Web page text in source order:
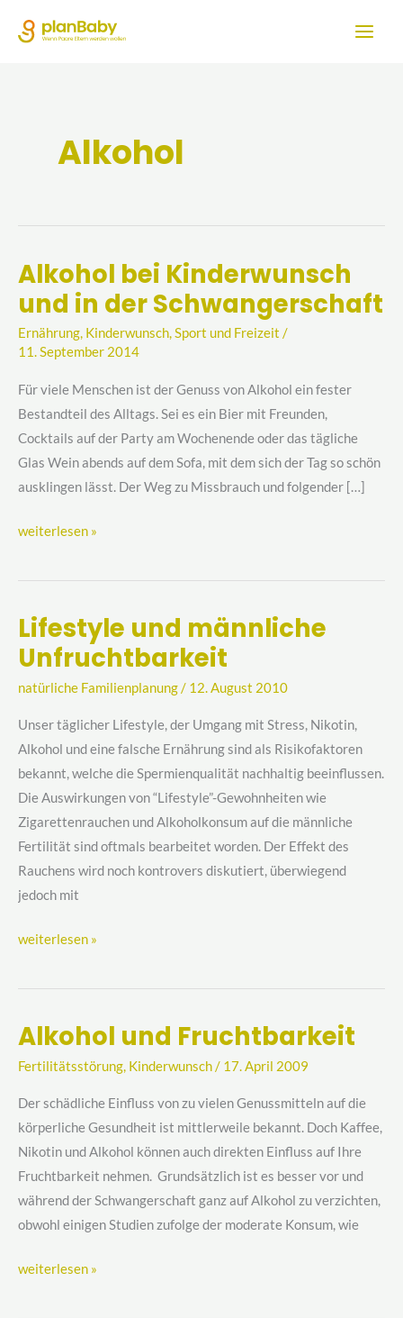
Inhalt
Alkohol
Alkohol bei Kinderwunsch
und in der Schwangerschaft
Ernährung, Kinderwunsch,Sport und Freizeit /
11. September 2014
Für viele Menschen ist der Genuss von Alkohol ein fester
Bestandteil des Alltags. Sei es ein Bier mit Freunden,
Cocktails auf der Party am Wochenende oder das tägliche
Glas Wein abends auf dem Sofa, mit dem sich der Tag so schön
ausklingen lässt. Der Weg zu Missbrauch und folgender […]
Alkohol
bei
und
der
Schwangerschaft
weiterlesen »
Lifestyle und männliche
Unfruchtbarkeit
natürliche Familienplanung/ 12. August 2010
Unser täglicher Lifestyle, der Umgang mit Stress, Nikotin,
Alkohol und eine falsche Ernährung sind als Risikofaktoren
bekannt, welche die Spermienqualität nachhaltig beeinflussen.
Die Auswirkungen von “Lifestyle”-Gewohnheiten wie
Zigarettenrauchen und Alkoholkonsum auf die männliche
Fertilität sind oftmals bearbeitet worden. Der Effekt des
Rauchens wird noch kontrovers diskutiert, überwiegend
jedoch mit
Lifestyle
und
Unfruchtbarkeit
weiterlesen »
Alkohol und Fruchtbarkeit
Fertilitätsstörung, Kinderwunsch/ 17. April 2009
Der schädliche Einfluss von zu vielen Genussmitteln auf die
körperliche Gesundheit ist mittlerweile bekannt. Doch Kaffee,
Nikotin und Alkohol können auch direkten Einfluss auf Ihre
Fruchtbarkeit nehmen. Grundsätzlich ist es besser vor und
während der Schwangerschaft ganz auf Alkohol zu verzichten,
obwohl einigen Studien zufolge der moderate Konsum, wie
Alkohol
weiterlesen »